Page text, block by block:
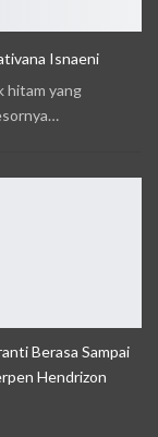
Isnaeni
hitam yang
Berasa Sampai
Hendrizon